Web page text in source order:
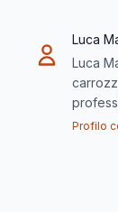
Luca
Luca
Profilo